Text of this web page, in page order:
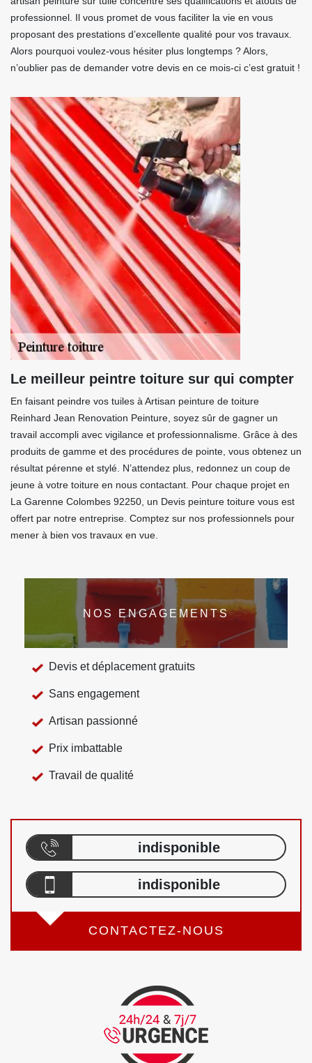
professionnel. Il vous promet de vous faciliter la vie en vous
proposant des prestations d’excellente qualité pour vos travaux.
Alors pourquoi voulez-vous hésiter plus longtemps ? Alors,
n’oublier pas de demander votre devis en ce mois-ci c’est gratuit !
Le meilleur peintre toiture sur qui compter
En faisant peindre vos tuiles à Artisan peinture de toiture
Reinhard Jean Renovation Peinture, soyez sûr de gagner un
travail accompli avec vigilance et professionnalisme. Grâce à des
produits de gamme et des procédures de pointe, vous obtenez un
résultat pérenne et stylé. N’attendez plus, redonnez un coup de
jeune à votre toiture en nous contactant. Pour chaque projet en
La Garenne Colombes 92250, un Devis peinture toiture vous est
offert par notre entreprise. Comptez sur nos professionnels pour
mener à bien vos travaux en vue.
NOS ENGAGEMENTS
Devis et déplacement gratuits
Sans engagement
Artisan passionné
Prix imbattable
Travail de qualité
indisponible
indisponible
CONTACTEZ-NOUS